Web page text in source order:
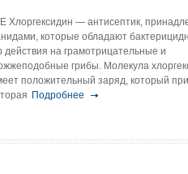
— антисептик,
которые обладают
на грамотрицательные и
грибы. Молекула
положительный заряд, который
Подробнее